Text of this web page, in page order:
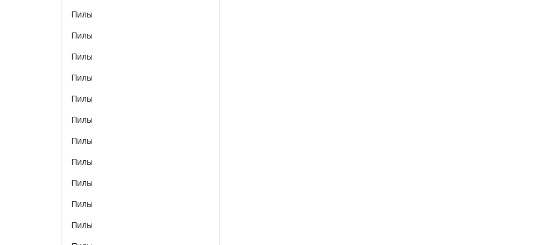
Пилы
Пилы
Пилы
Пилы
Пилы
Пилы
Пилы
Пилы
Пилы
Пилы
Пилы